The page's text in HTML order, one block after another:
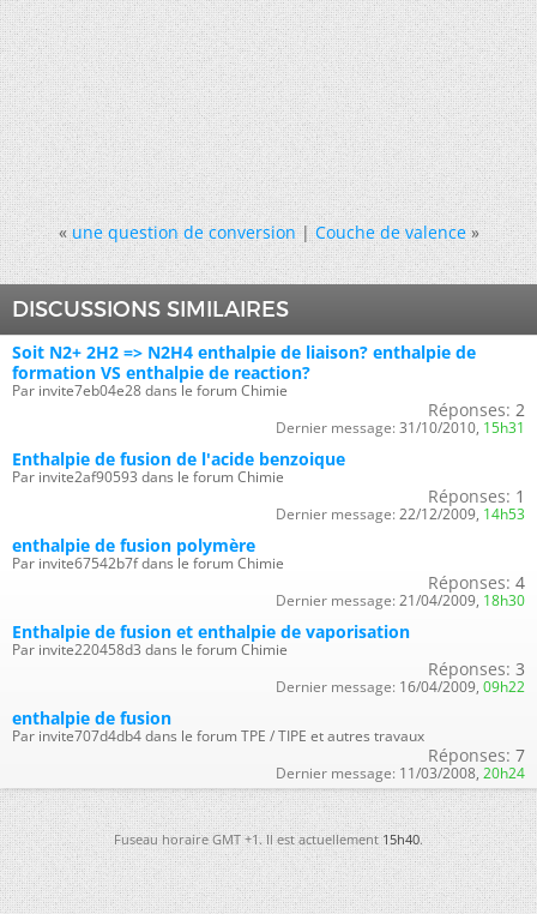
« une question de conversion|Couche de valence »
DISCUSSIONS SIMILAIRES
Soit N2+ 2H2 => N2H4 enthalpie de liaison? enthalpie de
formation VS enthalpie de reaction?
Par invite7eb04e28 dans le forum Chimie
Réponses: 2
Dernier message: 31/10/2010, 15h31
Enthalpie de fusion de l'acide benzoique
Par invite2af90593 dans le forum Chimie
Réponses: 1
Dernier message: 22/12/2009, 14h53
enthalpie de fusion polymère
Par invite67542b7f dans le forum Chimie
Réponses: 4
Dernier message: 21/04/2009, 18h30
Enthalpie de fusion et enthalpie de vaporisation
Par invite220458d3 dans le forum Chimie
Réponses: 3
Dernier message: 16/04/2009, 09h22
enthalpie de fusion
Par invite707d4db4 dans le forum TPE / TIPE et autres travaux
Réponses: 7
Dernier message: 11/03/2008, 20h24
Fuseau horaire GMT +1. Il est actuellement15h40.